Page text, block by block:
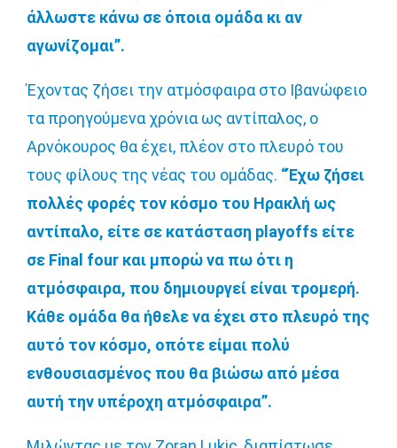
άλλωστε κάνω σε όποια ομάδα κι αν
αγωνίζομαι”.
Έχοντας ζήσει την ατμόσφαιρα στο Ιβανώφειο
τα προηγούμενα χρόνια ως αντίπαλος, ο
Αρνόκουρος θα έχει, πλέον στο πλευρό του
τους φίλους της νέας του ομάδας. “Έχω ζήσει
πολλές φορές τον κόσμο του Ηρακλή ως
αντίπαλο, είτε σε κατάσταση playoffs είτε
σε Final four και μπορώ να πω ότι η
ατμόσφαιρα, που δημιουργεί είναι τρομερή.
Κάθε ομάδα θα ήθελε να έχει στο πλευρό της
αυτό τον κόσμο, οπότε είμαι πολύ
ενθουσιασμένος που θα βιώσω από μέσα
αυτή την υπέροχη ατμόσφαιρα”.